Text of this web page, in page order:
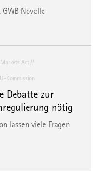
Novelle
Act
Kommission
Debatte zur
nötig
lassen viele Fragen